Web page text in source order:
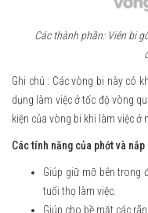
Các thành phần: Viên bi
Ghi chú : Các vòng bi này có
dụng làm việc ở tốc độ vòng
kiện của vòng bi khi làm việc ở
Các tính năng của phớt và nắp
Giúp giữ mỡ bên trong
tuổi thọ làm việc.
Giúp cho bề mặt các